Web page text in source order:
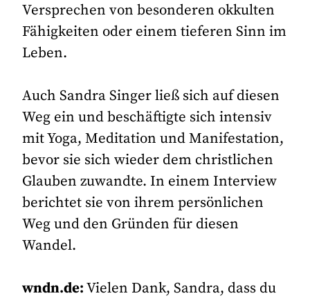
Versprechen von besonderen okkulten
Fähigkeiten oder einem tieferen Sinn im
Leben.
Auch Sandra Singer ließ sich auf diesen
Weg ein und beschäftigte sich intensiv
mit Yoga, Meditation und Manifestation,
bevor sie sich wieder dem christlichen
Glauben zuwandte. In einem Interview
berichtet sie von ihrem persönlichen
Weg und den Gründen für diesen
Wandel.
wndn.de:Vielen Dank, Sandra, dass du